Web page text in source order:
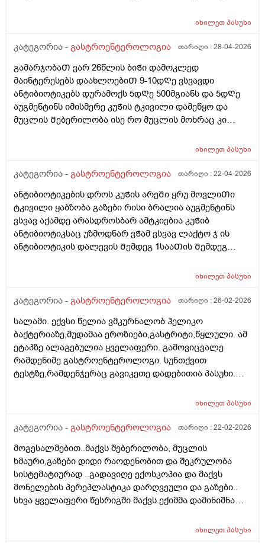
იხილეთპასუხი
კატეგორია - გასტროენტეროლოგია თარიღი :28-04-2026
გამარჯობაᲗ ვარ 26წლის ბიᲭი დამოკლედ
მაინტერესებს დაახლოებიᲗ 9-10დᲦე ვსვავდი
ანტიბიოტიკებს დურამოქს 5დᲦე 500მგიანს და 5დᲦე
აუგმენტინს იმისმერე კუᲭის ტკივილი დამეწყო და
მუცლის Შებერილობა ისე რო მუცლის მოხრაც კი
Შემდეგ.. ასევე კუᲭის Თავის ოდნავ ქვემოᲗ
დახრისას დისკომფორტიდა მსუბუქი ტკივილი ვიყიდე
კუᲭის ანᲗების სააწინააᲦმდეგო ან გაზების ან
გასტრიტის საწინააᲦმდეგო ასევე ნოᲨპა ფორტე
დავლიე ერᲗი აბი და Თუარ გამიარა როგორ მოვიქცე
ან რამე მირᲩიეᲗ დავლიო სხვა
იხილეთპასუხი
კატეგორია - გასტროენტეროლოგია თარიღი :22-04-2026
ანტიბიოტიკების დროს კუᲭის არეᲨი ყრუ მოვლიᲗი
ტკივილი ყაბზობა გაზები რისი ბრალია აუგმენტინს
ვსვავ აქამდე არასდროსბარ ამტკიებია კუᲭიბ
ანტიბიოტიკსაც უზმოდნარ ვᲭამ ვსვავ ლაქტო ჯ ის
ანტიბიოტიკის დალევის Შემდეგ 1სააᲗის Შემდეგ
იხილეთპასუხი
კატეგორია - გასტროენტეროლოგია თარიღი :26-02-2026
სალამი. ექვსი წელია ვმკურნალობ ჰელიკო
ბაქტერიაზე,მუდამაა ეროზიები,გასტრიტი,წყლული. ამ
ეტაპზე ალაგებულია ყველაფერი. გამოვიცვალე
რამდენიმე გასტროენტეროლოგი. სუნთქვით
ტესტზე,რამდენჯერაც გავიკეთე დადებითია პასუხი.
ერთხელ თუ დაგიფიქსირდა ,შემდგომ რომც
განავლის ტესტი.... სამჯერ სხვადასხვა
ორი უარყოფითი და ერთი დადებითი პასუხი მივიღო.
ერთ ერთმა გასტროენტეროლოგმა მითხრა რომ
,,გარტყმაზეა,, განავლის ტესტი- დაჭერაზე,ბევრჯერ
უნდა გაიკეთო ბაქტერია რომ დაიჭირო... ბოლო
გასტროენტეროლოგმა პირიქით,ეს კვლევა უფროა
იხილეთპასუხი
კატეგორია - გასტროენტეროლოგია თარიღი :22-02-2026
მოგესალმებით..მაქვს შებერილობა, მუცლის
ხმაური,გაზები დიდი რაოდენობით და შეკრულობა
სისტემატიურად ..გადავიღე ექოსკოპია და მაქვს
მონელების პერეპლასტიკა დარღვეული და გაზები..
სხვა ყველაფერი წესრიგში მაქვს.ექიმმა დამინიშნა
იხილეთპასუხი